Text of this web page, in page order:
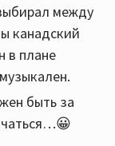
между
канадский
в плане
быть за